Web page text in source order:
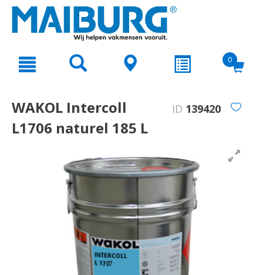
text.skipToNavigation
0
WAKOL Intercoll
L1706 naturel 185 L
ID 139420